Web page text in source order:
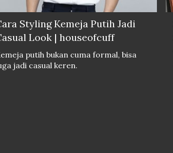
Styling Kemeja Putih Jadi
Look | houseofcuff
putih bukan cuma formal, bisa
jadi casual keren.